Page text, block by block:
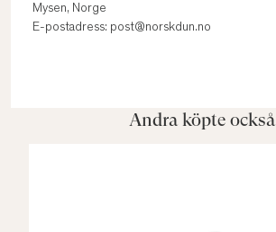
Mysen, Norge
E-postadress: post@norskdun.no
Andra köpte också